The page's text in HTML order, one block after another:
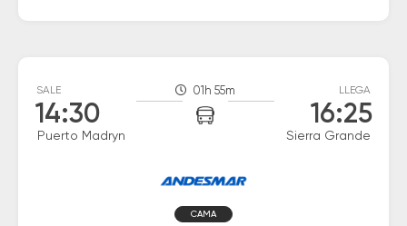
SALE
14:30
Puerto Madryn
01h 55m LLEGA
16:25
Sierra Grande
CAMA